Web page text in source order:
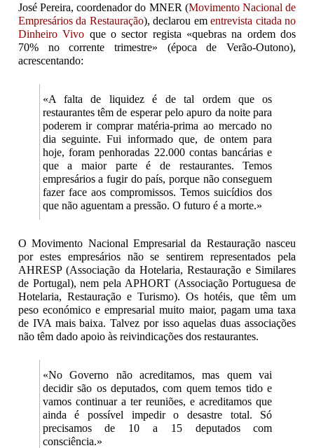
José Pereira, coordenador do MNER (Movimento Nacional de
Empresários da Restauração), declarou ementrevista citada no
Dinheiro Vivo que o sector regista «quebras na ordem dos
70% no corrente trimestre» (época de Verão-Outono),
acrescentando:
«A falta de liquidez é de tal ordem que os
restaurantes têm de esperar pelo apuro da noite para
poderem ir comprar matéria-prima ao mercado no
dia seguinte. Fui informado que, de ontem para
hoje, foram penhoradas 22.000 contas bancárias e
que a maior parte é de restaurantes. Temos
empresários a fugir do país, porque não conseguem
fazer face aos compromissos. Temos suicídios dos
que não aguentam a pressão. O futuro é a morte.»
O Movimento Nacional Empresarial da Restauração nasceu
por estes empresários não se sentirem representados pela
AHRESP (Associação da Hotelaria, Restauração e Similares
de Portugal), nem pela APHORT (Associação Portuguesa de
Hotelaria, Restauração e Turismo). Os hotéis, que têm um
peso económico e empresarial muito maior, pagam uma taxa
de IVA mais baixa. Talvez por isso aquelas duas associações
não têm dado apoio às reivindicações dos restaurantes.
«No Governo não acreditamos, mas quem vai
decidir são os deputados, com quem temos tido e
vamos continuar a ter reuniões, e acreditamos que
ainda é possível impedir o desastre total. Só
precisamos de 10 a 15 deputados com
consciência.»